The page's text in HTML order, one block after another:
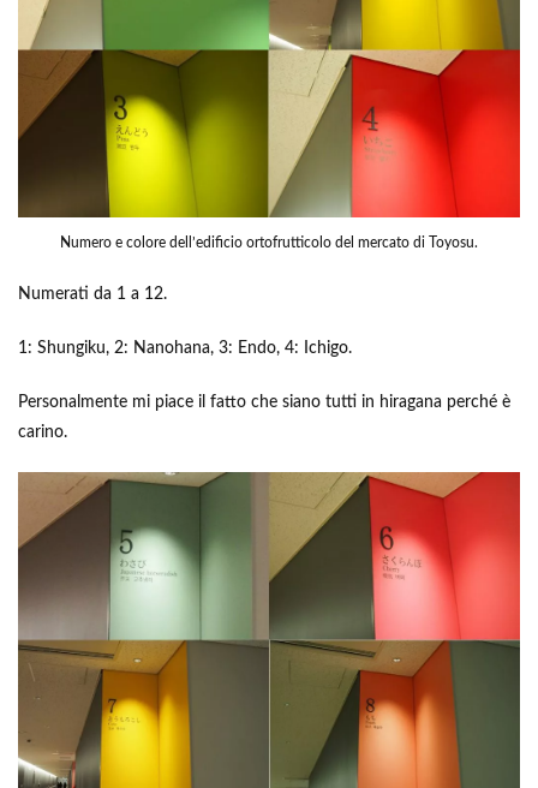
Numero e colore dell’edificio ortofrutticolo del mercato di Toyosu.
Numerati da 1 a 12.
1: Shungiku, 2: Nanohana, 3: Endo, 4: Ichigo.
Personalmente mi piace il fatto che siano tutti in hiragana perché è
carino.